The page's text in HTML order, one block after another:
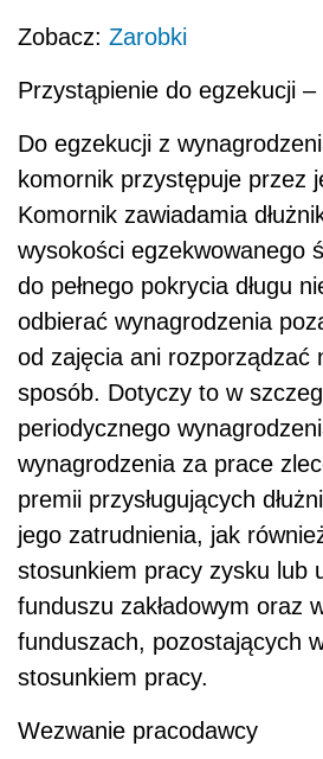
Zobacz: Zarobki
Przystąpienie do egzekucji –
Do egzekucji z
komornik przystępuje przez
Komornik zawiadamia
wysokości egzekwowanego
do pełnego pokrycia długu
odbierać wynagrodzenia
od zajęcia ani rozporządzać
sposób. Dotyczy to w
periodycznego
wynagrodzenia za prace
premii przysługujących
jego zatrudnienia, jak
stosunkiem pracy zysku lub
funduszu zakładowym oraz
funduszach, pozostających
stosunkiem pracy.
Wezwanie pracodawcy